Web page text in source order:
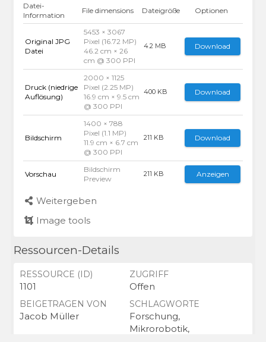
Datei-
Information
File dimensions Dateigröße Optionen
Original JPG
Datei
5453 × 3067
Pixel (16.72 MP)
46.2 cm × 26
cm @ 300 PPI
4.2 MB Download
Druck (niedrige
Auflösung)
2000 × 1125
Pixel (2.25 MP)
16.9 cm × 9.5 cm
@ 300 PPI
400 KB Download
Bildschirm
1400 × 788
Pixel (1.1 MP)
11.9 cm × 6.7 cm
@ 300 PPI
211 KB Download
Vorschau
Bildschirm
Preview
211 KB Anzeigen
Weitergeben
Image tools
Ressourcen-Details
RESSOURCE (ID)
1101
ZUGRIFF
Offen
BEIGETRAGEN VON
Jacob Müller
SCHLAGWORTE
Forschung,
Mikrorobotik,